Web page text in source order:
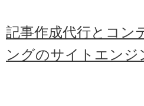
記事作成代行とコン
ングのサイトエンジ